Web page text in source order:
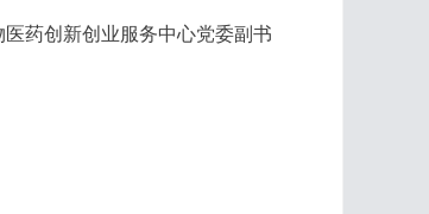
药创新创业服务中心党委副书